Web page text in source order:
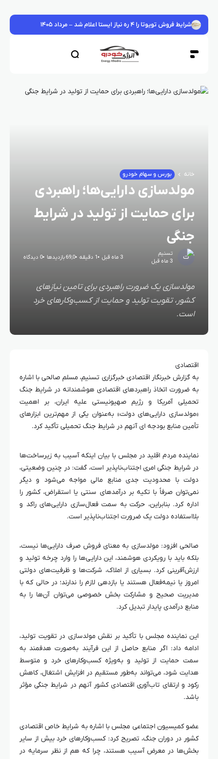
شرایط فروش تویوتا را ۴ ره نیاز ایستا اعلام شد – مرداد ۱۴۰۵
بورس و سهام خودرو
مولدسازی دارایی‌ها؛ راهبردی
برای حمایت از تولید در شرایط
جنگی
تسنیم
3 ماه قبل
1 دقیقه 69,0 بازدیدها 0 دیدگاه
مولدسازی یک ضرورت راهبردی برای تامین نیازهای
کشور، تقویت تولید و حمایت از کسب‌وکارهای خرد
است.
اقتصادی
به گزارش خبرنگار اقتصادی خبرگزاری تسنیم، مسلم صالحی با اشاره
به ضرورت اتخاذ راهبردهای اقتصادی هوشمندانه در شرایط جنگ
تحمیلی آمریکا و رژیم صهیونیستی علیه ایران، بر اهمیت
«مولدسازی دارایی‌های دولت» به‌عنوان یکی از مهم‌ترین ابزارهای
تأمین منابع بودجه ای آنهم در شرایط جنگ تحمیلی تأکید کرد.
نماینده مردم اقلید در مجلس با بیان اینکه آسیب به زیرساخت‌ها
در شرایط جنگی امری اجتناب‌ناپذیر است، گفت: در چنین وضعیتی،
دولت با محدودیت جدی منابع مالی مواجه می‌شود و دیگر
نمی‌توان صرفاً با تکیه بر درآمدهای سنتی یا استقراض، کشور را
اداره کرد. بنابراین، حرکت به سمت فعال‌سازی دارایی‌های راکد و
بلااستفاده دولت یک ضرورت اجتناب‌ناپذیر است.
صالحی افزود: مولدسازی به معنای فروش صرف دارایی‌ها نیست،
بلکه باید با رویکردی هوشمند، این دارایی‌ها را وارد چرخه تولید و
ارزش‌آفرینی کرد. بسیاری از املاک، شرکت‌ها و ظرفیت‌های دولتی
امروز یا نیمه‌فعال هستند یا بازدهی لازم را ندارند؛ در حالی که با
مدیریت صحیح و مشارکت بخش خصوصی می‌توان آن‌ها را به
منابع درآمدی پایدار تبدیل کرد.
این نماینده مجلس با تأکید بر نقش مولدسازی در تقویت تولید،
ادامه داد: اگر منابع حاصل از این فرآیند به‌صورت هدفمند به
سمت حمایت از تولید و به‌ویژه کسب‌وکارهای خرد و متوسط
هدایت شود، می‌تواند به‌طور مستقیم در افزایش اشتغال، کاهش
رکود و ارتقای تاب‌آوری اقتصادی کشور آنهم در شرایط جنگی مؤثر
باشد.
عضو کمیسیون اجتماعی مجلس با اشاره به شرایط خاص اقتصادی
کشور در دوران جنگ، تصریح کرد: کسب‌وکارهای خرد بیش از سایر
بخش‌ها در معرض آسیب هستند، چرا که هم از نظر سرمایه در